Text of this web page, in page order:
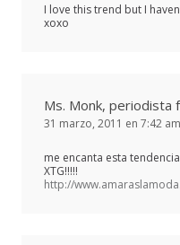
I love this trend but I
xoxo
Ms. Monk, periodista
31 marzo, 2011 en 7:42 am
me encanta esta
XTG!!!!!
http://